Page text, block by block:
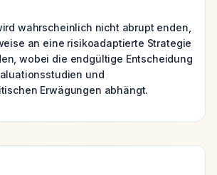
wahrscheinlich nicht abrupt enden,
an eine risikoadaptierte Strategie
wobei die endgültige Entscheidung
und
Erwägungen abhängt.